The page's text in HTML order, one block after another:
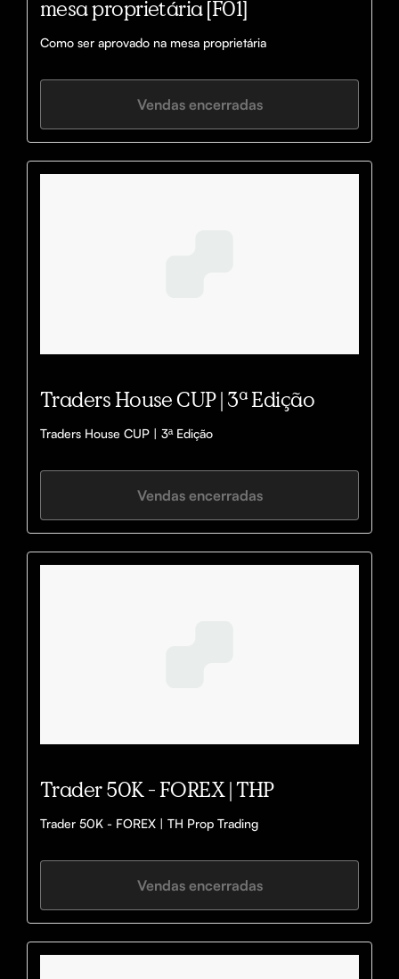
mesa proprietária [F01]
Como ser aprovado na mesa proprietária
Vendas encerradas
Traders House CUP | 3ª Edição
Vendas encerradas
Trader 50K - FOREX | THP
Trader 50K - FOREX | TH Prop Trading
Vendas encerradas